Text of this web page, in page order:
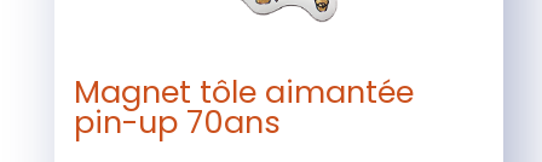
Magnet tôle aimantée
pin-up 70ans